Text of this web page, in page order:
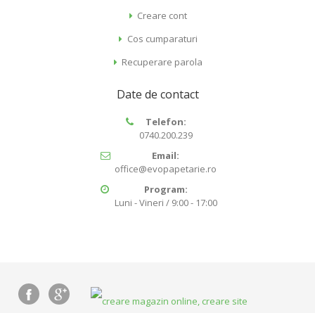
Creare cont
Cos cumparaturi
Recuperare parola
Date de contact
Telefon:
0740.200.239
Email:
office@evopapetarie.ro
Program:
Luni - Vineri / 9:00 - 17:00